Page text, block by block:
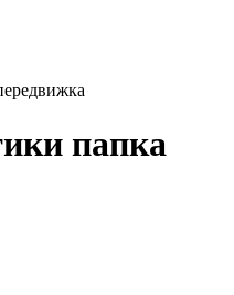
папка